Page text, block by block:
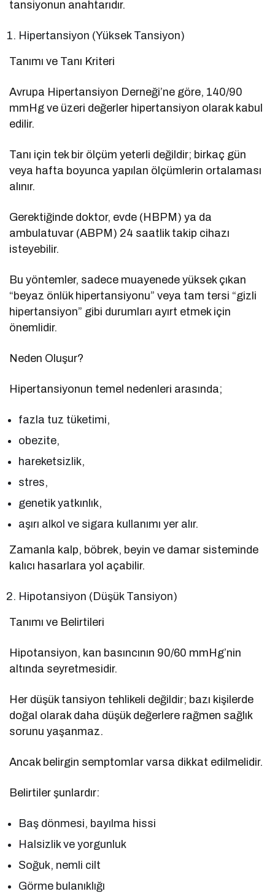
tansiyonun anahtarıdır.
Hipertansiyon (Yüksek Tansiyon)
Tanımı ve Tanı Kriteri
Avrupa Hipertansiyon Derneği’ne göre, 140/90
mmHg ve üzeri değerler hipertansiyon olarak kabul
edilir.
Tanı için tek bir ölçüm yeterli değildir; birkaç gün
veya hafta boyunca yapılan ölçümlerin ortalaması
alınır.
Gerektiğinde doktor, evde (HBPM) ya da
ambulatuvar (ABPM) 24 saatlik takip cihazı
isteyebilir.
Bu yöntemler, sadece muayenede yüksek çıkan
“beyaz önlük hipertansiyonu” veya tam tersi “gizli
hipertansiyon” gibi durumları ayırt etmek için
önemlidir.
Neden Oluşur?
Hipertansiyonun temel nedenleri arasında;
fazla tuz tüketimi,
obezite,
hareketsizlik,
stres,
genetik yatkınlık,
aşırı alkol ve sigara kullanımı yer alır.
Zamanla kalp, böbrek, beyin ve damar sisteminde
kalıcı hasarlara yol açabilir.
Hipotansiyon (Düşük Tansiyon)
Tanımı ve Belirtileri
Hipotansiyon, kan basıncının 90/60 mmHg’nin
altında seyretmesidir.
Her düşük tansiyon tehlikeli değildir; bazı kişilerde
doğal olarak daha düşük değerlere rağmen sağlık
sorunu yaşanmaz.
Ancak belirgin semptomlar varsa dikkat edilmelidir.
Belirtiler şunlardır:
Baş dönmesi, bayılma hissi
Halsizlik ve yorgunluk
Soğuk, nemli cilt
Görme bulanıklığı